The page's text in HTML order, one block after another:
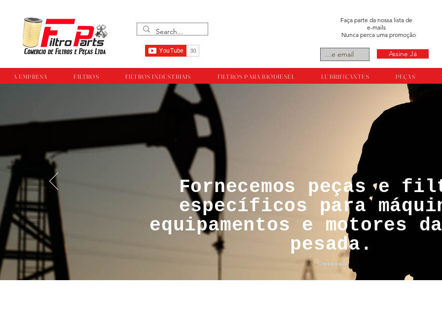
Faça parte da nossa lista de
e-mails
Nunca perca uma promoção
Assine Já
A EMPRESA FILTROS FILTROS INDUSTRIAIS FILTROS PARA BIODIESEL LUBRIFICANTES PEÇAS
™®©Todos os direitos reservador a
empresa Filtroparts.
Fornecemos peças e
específicos para
equipamentos e motores
pesada.